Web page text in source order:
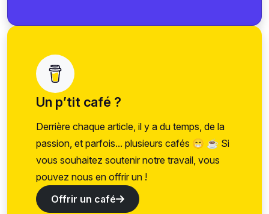
Un p’tit café ?
Derrière chaque article, il y a du temps, de la
passion, et parfois... plusieurs cafés 😁 ☕ Si
vous souhaitez soutenir notre travail, vous
pouvez nous en offrir un !
Offrir un café